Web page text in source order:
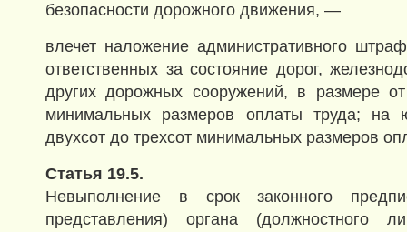
безопасности дорожного движения, —
влечет наложение административного
ответственных за состояние дорог,
других дорожных сооружений, в размере
минимальных размеров оплаты труда;
двухсот до трехсот минимальных размеров
Статья 19.5.
Невыполнение в срок законного
представления) органа (должностного